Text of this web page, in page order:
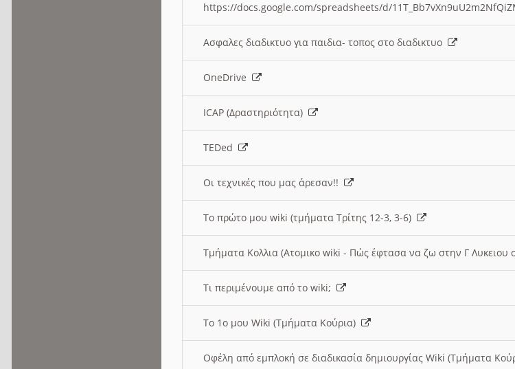
https://docs.google.com/spreadsheets/d/
Ασφαλες διαδικτυο για παιδια- τοπος στο διαδικτυο
OneDrive
ICAP (Δραστηριότητα)
TEDed
Οι τεχνικές που μας άρεσαν!!
Το πρώτο μου wiki (τμήματα Τρίτης 12-3, 3-6)
Τμήματα Κολλια (Ατομικο wiki - Πώς έφτασα να ζω στην Γ
Τι περιμένουμε από το wiki;
Το 1ο μου Wiki (Τμήματα Κούρια)
Οφέλη από εμπλοκή σε διαδικασία δημιουργίας Wiki (Τμήματα